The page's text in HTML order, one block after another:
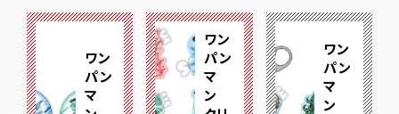
ワン
パン
マ
ワン
パン
マ
ン
ワン
パン
マ
ン